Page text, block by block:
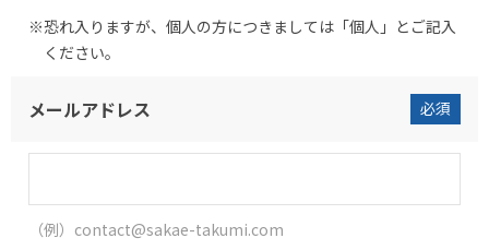
恐れ入りますが、個人の方につきましては「個人」とご記入
ください。
メールアドレス 必須
（例）contact@sakae-takumi.com